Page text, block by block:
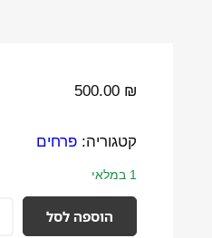
500.00 ₪
קטגוריה: פרחים
1 במלאי
הוספה לסל